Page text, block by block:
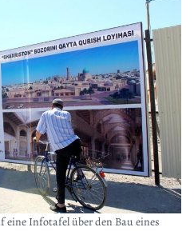
eine Infotafel über den Bau eines